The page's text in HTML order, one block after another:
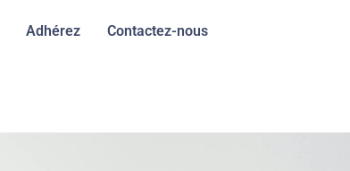
Adhérez Contactez-nous